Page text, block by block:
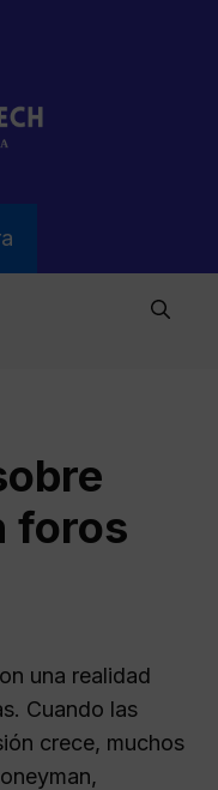
foros
una realidad
Cuando las
crece, muchos